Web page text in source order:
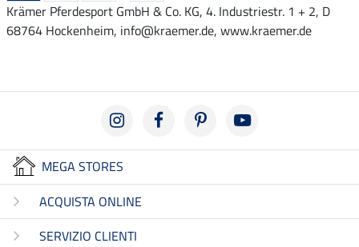
Krämer Pferdesport GmbH & Co. KG, 4. Industriestr. 1 + 2, D
68764 Hockenheim, info@kraemer.de, www.kraemer.de
MEGA STORES
ACQUISTA ONLINE
SERVIZIO CLIENTI